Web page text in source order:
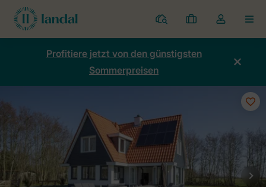
Ferienparks
Meine
Buchungen
Dropdown-
Menü
Kontos
Profitiere jetzt von den günstigsten
Sommerpreisen